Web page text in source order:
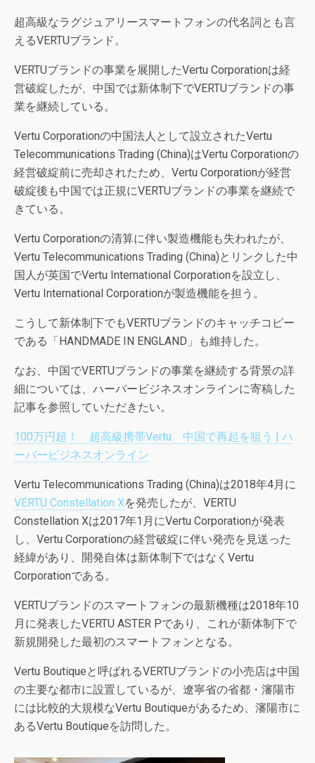
超高級なラグジュアリースマートフォンの代名詞とも言
えるVERTUブランド。
VERTUブランドの事業を展開したVertu Corporationは経
営破綻したが、中国では新体制下でVERTUブランドの事
業を継続している。
Vertu Corporationの中国法人として設立されたVertu
Telecommunications Trading (China)はVertu Corporationの
経営破綻前に売却されたため、Vertu Corporationが経営
破綻後も中国では正規にVERTUブランドの事業を継続で
きている。
Vertu Corporationの清算に伴い製造機能も失われたが、
Vertu Telecommunications Trading (China)とリンクした中
国人が英国でVertu International Corporationを設立し、
Vertu International Corporationが製造機能を担う。
こうして新体制下でもVERTUブランドのキャッチコピー
である「HANDMADE IN ENGLAND」も維持した。
なお、中国でVERTUブランドの事業を継続する背景の詳
細については、ハーバービジネスオンラインに寄稿した
記事を参照していただきたい。
100万円超！ 超高級携帯Vertu 中国で再起を狙う | ハ
ーバービジネスオンライン
Vertu Telecommunications Trading (China)は2018年4月に
VERTU Constellation Xを発売したが、VERTU
Constellation Xは2017年1月にVertu Corporationが発表
し、Vertu Corporationの経営破綻に伴い発売を見送った
経緯があり、開発自体は新体制下ではなくVertu
Corporationである。
VERTUブランドのスマートフォンの最新機種は2018年10
月に発表したVERTU ASTER Pであり、これが新体制下で
新規開発した最初のスマートフォンとなる。
Vertu Boutiqueと呼ばれるVERTUブランドの小売店は中国
の主要な都市に設置しているが、遼寧省の省都・瀋陽市
には比較的大規模なVertu Boutiqueがあるため、瀋陽市に
あるVertu Boutiqueを訪問した。